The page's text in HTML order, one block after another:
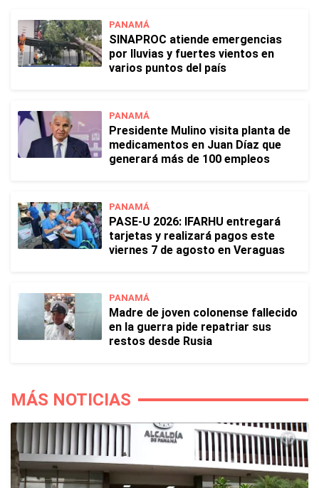
PANAMÁ
SINAPROC atiende emergencias
por lluvias y fuertes vientos en
varios puntos del país
PANAMÁ
Presidente Mulino visita planta de
medicamentos en Juan Díaz que
generará más de 100 empleos
PANAMÁ
PASE-U 2026: IFARHU entregará
tarjetas y realizará pagos este
viernes 7 de agosto en Veraguas
PANAMÁ
Madre de joven colonense fallecido
en la guerra pide repatriar sus
restos desde Rusia
MÁS NOTICIAS